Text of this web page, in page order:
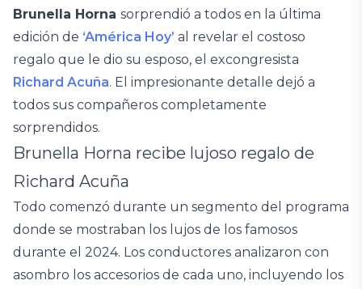
Brunella Horna sorprendió a todos en la última
edición de ‘América Hoy’ al revelar el costoso
regalo que le dio su esposo, el excongresista
Richard Acuña. El impresionante detalle dejó a
todos sus compañeros completamente
sorprendidos.
Brunella Horna recibe lujoso regalo de
Richard Acuña
Todo comenzó durante un segmento del programa
donde se mostraban los lujos de los famosos
durante el 2024. Los conductores analizaron con
asombro los accesorios de cada uno, incluyendo los